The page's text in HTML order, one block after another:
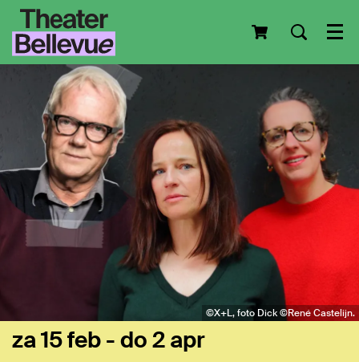
©X+L, foto Dick ©René Castelijn.
za 15 feb-do 2 apr